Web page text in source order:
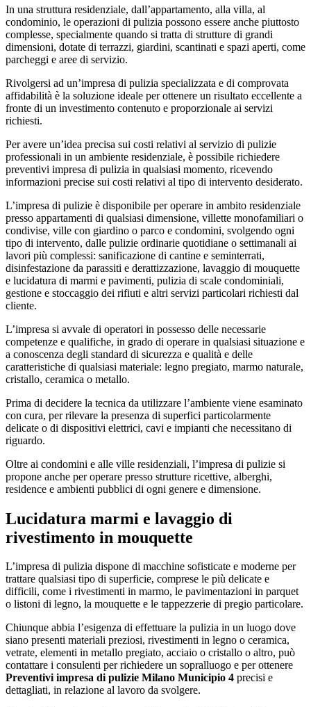
In una struttura residenziale, dall’appartamento, alla villa, al
condominio, le operazioni di pulizia possono essere anche piuttosto
complesse, specialmente quando si tratta di strutture di grandi
dimensioni, dotate di terrazzi, giardini, scantinati e spazi aperti, come
parcheggi e aree di servizio.
Rivolgersi ad un’impresa di pulizia specializzata e di comprovata
affidabilità è la soluzione ideale per ottenere un risultato eccellente a
fronte di un investimento contenuto e proporzionale ai servizi
richiesti.
Per avere un’idea precisa sui costi relativi al servizio di pulizie
professionali in un ambiente residenziale, è possibile richiedere
preventivi impresa di pulizia in qualsiasi momento, ricevendo
informazioni precise sui costi relativi al tipo di intervento desiderato.
L’impresa di pulizie è disponibile per operare in ambito residenziale
presso appartamenti di qualsiasi dimensione, villette monofamiliari o
condivise, ville con giardino o parco e condomini, svolgendo ogni
tipo di intervento, dalle pulizie ordinarie quotidiane o settimanali ai
lavori più complessi: sanificazione di cantine e seminterrati,
disinfestazione da parassiti e derattizzazione, lavaggio di mouquette
e lucidatura di marmi e pavimenti, pulizia di scale condominiali,
gestione e stoccaggio dei rifiuti e altri servizi particolari richiesti dal
cliente.
L’impresa si avvale di operatori in possesso delle necessarie
competenze e qualifiche, in grado di operare in qualsiasi situazione e
a conoscenza degli standard di sicurezza e qualità e delle
caratteristiche di qualsiasi materiale: legno pregiato, marmo naturale,
cristallo, ceramica o metallo.
Prima di decidere la tecnica da utilizzare l’ambiente viene esaminato
con cura, per rilevare la presenza di superfici particolarmente
delicate o di dispositivi elettrici, cavi e impianti che necessitano di
riguardo.
Oltre ai condomini e alle ville residenziali, l’impresa di pulizie si
propone anche per operare presso strutture ricettive, alberghi,
residence e ambienti pubblici di ogni genere e dimensione.
Lucidatura marmi e lavaggio di
rivestimento in mouquette
L’impresa di pulizia dispone di macchine sofisticate e moderne per
trattare qualsiasi tipo di superficie, comprese le più delicate e
difficili, come i rivestimenti in marmo, le pavimentazioni in parquet
o listoni di legno, la mouquette e le tappezzerie di pregio particolare.
Chiunque abbia l’esigenza di effettuare la pulizia in un luogo dove
siano presenti materiali preziosi, rivestimenti in legno o ceramica,
vetrate, elementi in metallo pregiato, acciaio o cristallo o altro, può
contattare i consulenti per richiedere un sopralluogo e per ottenere
Preventivi impresa di pulizie Milano Municipio 4 precisi e
dettagliati, in relazione al lavoro da svolgere.